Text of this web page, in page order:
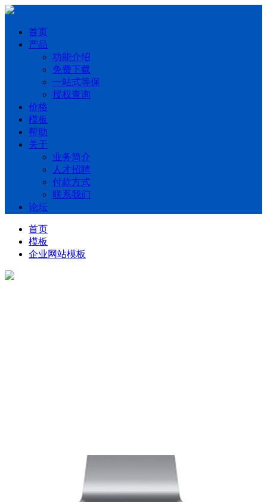
首页
产品
功能介绍
免费下载
一站式等保
授权查询
价格
模板
帮助
关于
业务简介
人才招聘
付款方式
联系我们
论坛
首页
模板
企业网站模板